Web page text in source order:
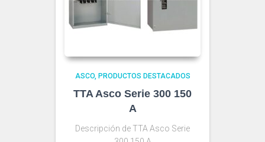
ASCO PRODUCTOS DESTACADOS
TTA Asco Serie 300 150
A
Descripción de TTA Asco Serie